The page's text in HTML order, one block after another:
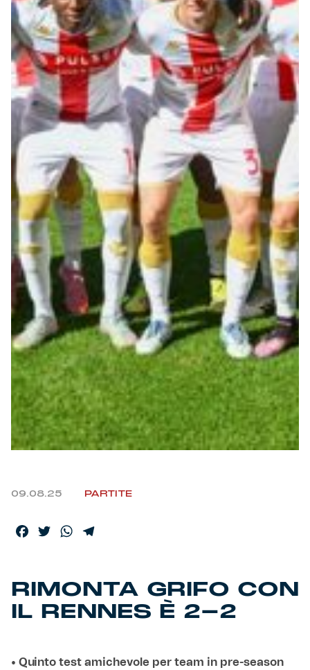
Robe di Kappa x Genoa
Vintage Collection
Red&Blue Voices
Kids
Accessori
Party
Outlet
Caffè Boasi x Genoa
Helan x Genoa
Isolani x Genoa
Gift Card Online Store
Fortissimo batte il mio cuor
09.08.25 PARTITE
Facebook
TwitterWhatsApp
RIMONTA GRIFO CON
IL RENNES È 2-2
• Quinto test amichevole per team in pre-season